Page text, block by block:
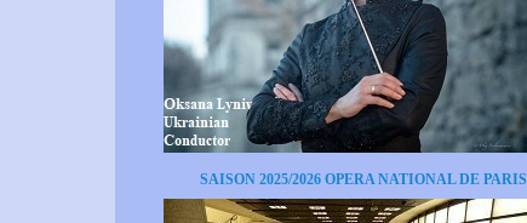
SAISON 2025/2026 OPERA NATIONAL DE PARIS